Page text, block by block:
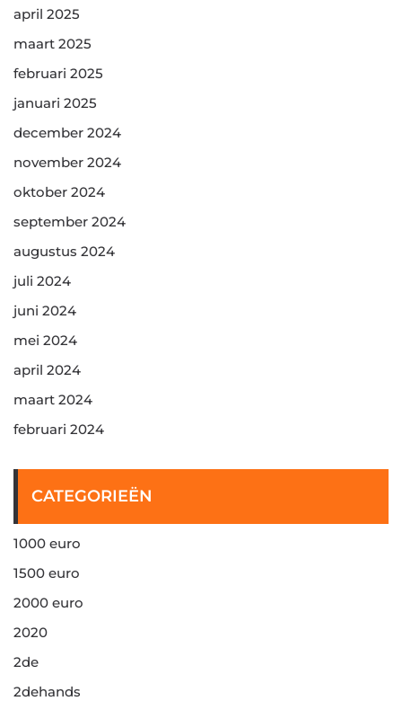
april 2025
maart 2025
februari 2025
januari 2025
december 2024
november 2024
oktober 2024
september 2024
augustus 2024
juli 2024
juni 2024
mei 2024
april 2024
maart 2024
februari 2024
CATEGORIEËN
1000 euro
1500 euro
2000 euro
2020
2de
2dehands